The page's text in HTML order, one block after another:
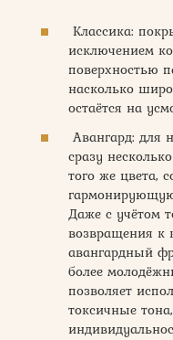
Классика:
исключением
поверхностью
насколько
остаётся на
Авангард: для
сразу
того же цвета,
Даже с учётом
возвращения к
авангардный
более
позволяет
токсичные